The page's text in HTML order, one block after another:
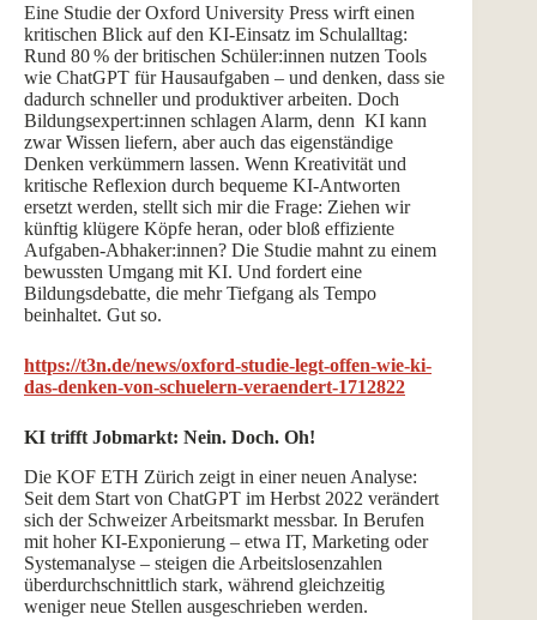
Eine Studie der Oxford University Press wirft einen
kritischen Blick auf den KI-Einsatz im Schulalltag:
Rund 80 % der britischen Schüler:innen nutzen Tools
wie ChatGPT für Hausaufgaben – und denken, dass sie
dadurch schneller und produktiver arbeiten. Doch
Bildungsexpert:innen schlagen Alarm, denn KI kann
zwar Wissen liefern, aber auch das eigenständige
Denken verkümmern lassen. Wenn Kreativität und
kritische Reflexion durch bequeme KI-Antworten
ersetzt werden, stellt sich mir die Frage: Ziehen wir
künftig klügere Köpfe heran, oder bloß effiziente
Aufgaben-Abhaker:innen? Die Studie mahnt zu einem
bewussten Umgang mit KI. Und fordert eine
Bildungsdebatte, die mehr Tiefgang als Tempo
beinhaltet. Gut so.
https://t3n.de/news/oxford-studie-legt-offen-wie-ki-
das-denken-von-schuelern-veraendert-1712822
KI trifft Jobmarkt: Nein. Doch. Oh!
Die KOF ETH Zürich zeigt in einer neuen Analyse:
Seit dem Start von ChatGPT im Herbst 2022 verändert
sich der Schweizer Arbeitsmarkt messbar. In Berufen
mit hoher KI-Exponierung – etwa IT, Marketing oder
Systemanalyse – steigen die Arbeitslosenzahlen
überdurchschnittlich stark, während gleichzeitig
weniger neue Stellen ausgeschrieben werden.